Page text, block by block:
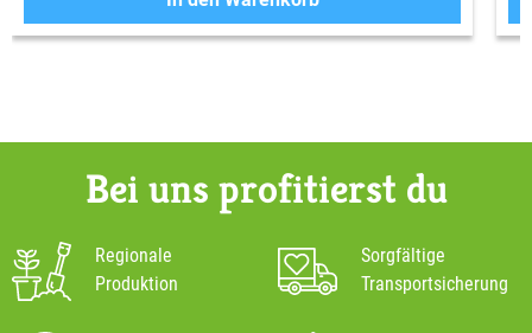
Bei uns profitierst du
Regionale
Produktion
Sorgfältige
Transportsicherung